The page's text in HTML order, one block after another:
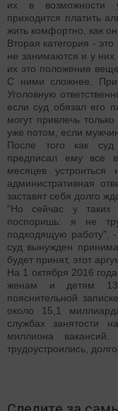
их в возможности
приходится платить
жить комфортно, как он
Вторая категория -
не занимаются и у них
их это положение
С ними сложнее.
Уголовную
если суд обязал его
могут привлечь
уже потом, если
После того как
предписал ему все
месяцев
административная
заставят себя долго
"Но сейчас у таких
поспоришь: я не
подходящую работу",
суд вынужден
будет принят, этот
На 1 октября 2016
женам и детям
пояснительной
около 15,1
службах занятости
миллиона
трудоустроились,